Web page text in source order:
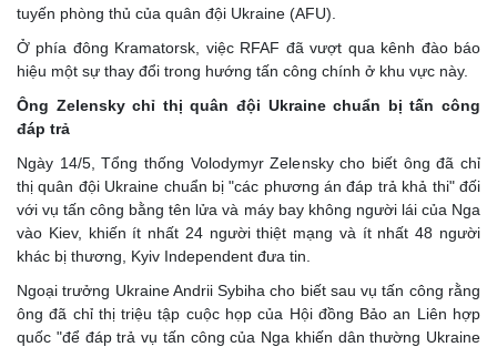
tuyến phòng thủ của quân đội Ukraine (AFU).
Ở phía đông Kramatorsk, việc RFAF đã vượt qua kênh đào báo
hiệu một sự thay đổi trong hướng tấn công chính ở khu vực này.
Ông Zelensky chỉ thị quân đội Ukraine chuẩn bị tấn công
đáp trả
Ngày 14/5, Tổng thống Volodymyr Zelensky cho biết ông đã chỉ
thị quân đội Ukraine chuẩn bị "các phương án đáp trả khả thi" đối
với vụ tấn công bằng tên lửa và máy bay không người lái của Nga
vào Kiev, khiến ít nhất 24 người thiệt mạng và ít nhất 48 người
khác bị thương, Kyiv Independent đưa tin.
Ngoại trưởng Ukraine Andrii Sybiha cho biết sau vụ tấn công rằng
ông đã chỉ thị triệu tập cuộc họp của Hội đồng Bảo an Liên hợp
quốc "để đáp trả vụ tấn công của Nga khiến dân thường Ukraine